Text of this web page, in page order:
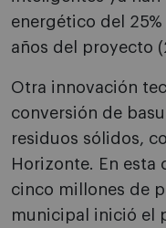
energético del
años del proyecto
Otra innovación
conversión de
residuos sólidos,
Horizonte. En esta
cinco millones de
municipal inició el